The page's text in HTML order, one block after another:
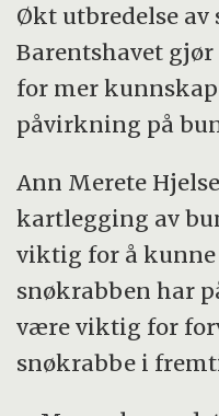
Økt utbredelse av
Barentshavet
for mer
påvirkning på
Ann Merete
kartlegging av
viktig for å
snøkrabben har
være viktig for
snøkrabbe i